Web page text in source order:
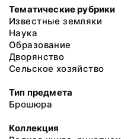
Тематические рубрики
Известные земляки
Наука
Образование
Дворянство
Сельское хозяйство
Тип предмета
Брошюра
Коллекция